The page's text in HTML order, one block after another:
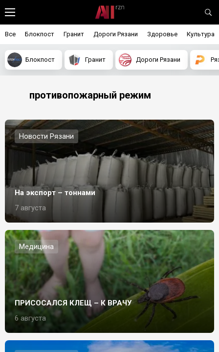
Все Блокпост Гранит Дороги Рязани Здоровье Культура
Блокпост Гранит Дороги Рязани
противопожарный режим
Новости Рязани
На экспорт – тоннами
7 августа
Медицина
ПРИСОСАЛСЯ КЛЕЩ – К ВРАЧУ
6 августа